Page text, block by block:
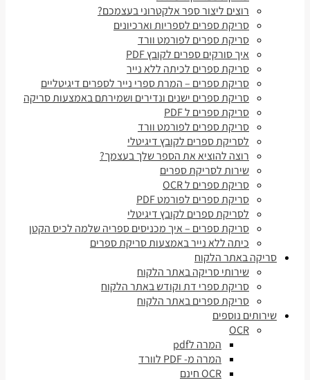
רוצים ליצור ספר אלקטרוני בעצמכם?
סריקת ספרים לספריות וארכיונים
סריקת ספרים לפורמט וורד
איך סורקים ספרים לקובץ PDF
סריקת ספרים לכיתה ללא נייר
סריקת ספרים – המרת ספרי נייר לספרים דיגיטליים
סריקת ספרים ישנים ונדירים ושמירתם באמצעות סריקה
סריקת ספרים ל PDF
סריקת ספרים לפורמט וורד
לסריקת ספרים לקובץ דיגיטלי
רוצה להוציא את הספר שלך בעצמך?
שירות לסריקת ספרים
סריקת ספרים ל OCR
סריקת ספרים לפורמט PDF
לסריקת ספרים לקובץ דיגיטלי
סריקת ספרים – איך מכניסים ספריה שלמה לכיס הקטן
כיתה ללא נייר באמצעות סריקת ספרים
סריקה באתר הלקוח
שירותי סריקה באתר הלקוח
סריקת ספרי דת וקודש באתר הלקוח
סריקת ספרים באתר הלקוח
שירותים נוספים
OCR
המרה לpdf
המרה מ- PDF לוורד
OCR חינם